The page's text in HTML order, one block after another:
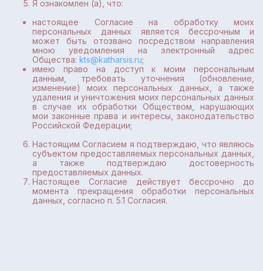
Я ознакомлен (а), что:
настоящее Согласие на обработку моих
персональных данных является бессрочным и
может быть отозвано посредством направления
мною уведомления на электронный адрес
Общества: kts@katharsis.ru;
имею право на доступ к моим персональным
данным, требовать уточнения (обновление,
изменение) моих персональных данных, а также
удаления и уничтожения моих персональных данных
в случае их обработки Обществом, нарушающих
мои законные права и интересы, законодательство
Российской Федерации;
Настоящим Согласием я подтверждаю, что являюсь
субъектом предоставляемых персональных данных,
а также подтверждаю достоверность
предоставляемых данных.
Настоящее Согласие действует бессрочно до
момента прекращения обработки персональных
данных, согласно п. 5.1 Согласия.